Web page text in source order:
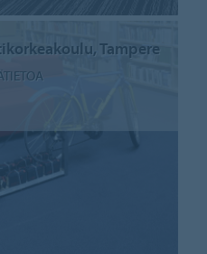
Tampere